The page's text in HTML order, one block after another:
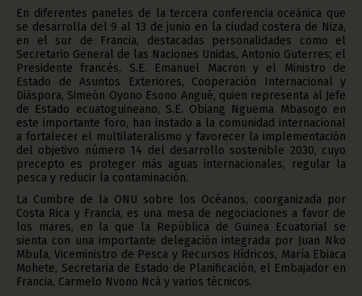
En diferentes paneles de la tercera conferencia oceánica que
se desarrolla del 9 al 13 de junio en la ciudad costera de Niza,
en el sur de Francia, destacadas personalidades como el
Secretario General de las Naciones Unidas, Antonio Guterres; el
Presidente francés, S.E. Emanuel Macron y el Ministro de
Estado de Asuntos Exteriores, Cooperación Internacional y
Diáspora, Simeón Oyono Esono Angué, quien representa al Jefe
de Estado ecuatoguineano, S.E. Obiang Nguema Mbasogo en
este importante foro, han instado a la comunidad internacional
a fortalecer el multilateralismo y favorecer la implementación
del objetivo número 14 del desarrollo sostenible 2030, cuyo
precepto es proteger más aguas internacionales, regular la
pesca y reducir la contaminación.
La Cumbre de la ONU sobre los Océanos, coorganizada por
Costa Rica y Francia, es una mesa de negociaciones a favor de
los mares, en la que la República de Guinea Ecuatorial se
sienta con una importante delegación integrada por Juan Nko
Mbula, Viceministro de Pesca y Recursos Hídricos, María Ebiaca
Mohete, Secretaria de Estado de Planificación, el Embajador en
Francia, Carmelo Nvono Ncá y varios técnicos.